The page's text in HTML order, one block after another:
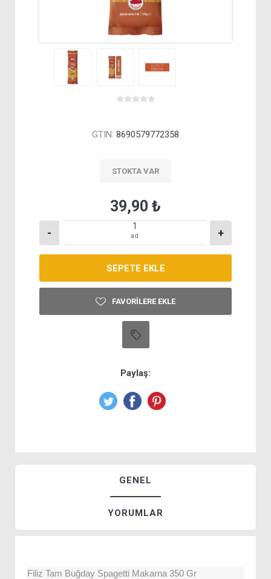
GTIN: 8690579772358
STOKTA VAR
39,90 ₺
- ad +
FAVORILERE EKLE
Paylaş:
GENEL
YORUMLAR
Filiz Tam Buğday Spagetti Makarna 350 Gr